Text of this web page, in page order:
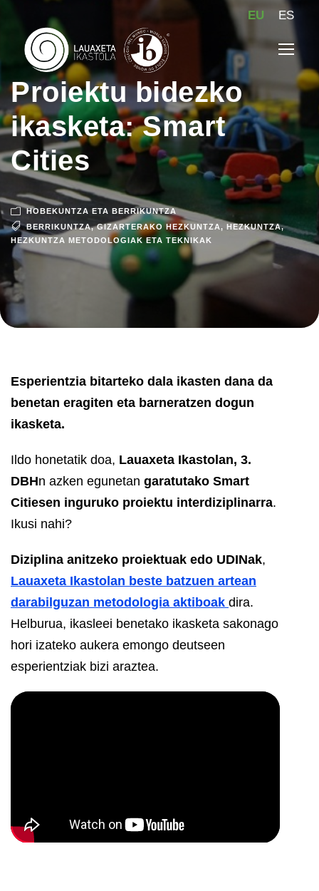
EU ES
Proiektu bidezko
ikasketa: Smart
Cities
HOBEKUNTZA ETA BERRIKUNTZA
BERRIKUNTZA, GIZARTERAKO HEZKUNTZA, HEZKUNTZA,
HEZKUNTZA METODOLOGIAK ETA TEKNIKAK
Esperientzia bitarteko dala ikasten dana da
benetan eragiten eta barneratzen dogun
ikasketa.
Ildo honetatik doa, Lauaxeta Ikastolan, 3.
DBHn azken egunetan garatutako Smart
Citiesen inguruko proiektu interdiziplinarra.
Ikusi nahi?
Diziplina anitzeko proiektuak edo UDINak,
Lauaxeta Ikastolan beste batzuen artean
darabilguzan metodologia aktiboak dira.
Helburua, ikasleei benetako ikasketa sakonago
hori izateko aukera emongo deutseen
esperientziak bizi araztea.